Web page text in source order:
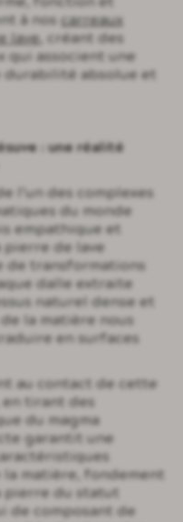
fonction et
à nos carreaux
lave, créant des
qui associent une
absolue et
l’un des complexes
du monde
empathique et
de lave
de transformations
dalle extraite
naturel dense et
la matière nous
en surfaces
au contact de cette
tirant des
du magma
garantit une
matière, fondement
pierre du statut
de composant de